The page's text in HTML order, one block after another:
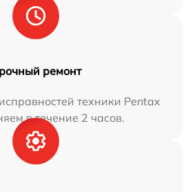
ремонт
техники Pentax
в течение 2 часов.